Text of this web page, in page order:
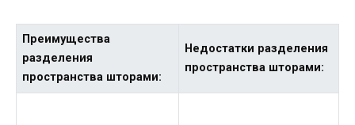
Преимущества
разделения
пространства шторами:
Недостатки разделения
пространства шторами: